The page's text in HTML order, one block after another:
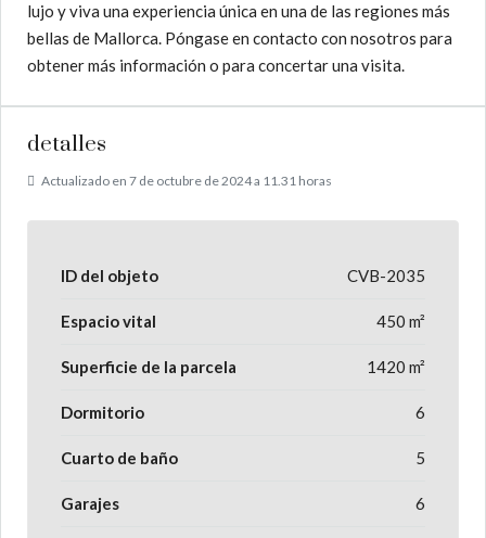
lujo y viva una experiencia única en una de las regiones más
bellas de Mallorca. Póngase en contacto con nosotros para
obtener más información o para concertar una visita.
detalles
Actualizado en 7 de octubre de 2024 a 11.31 horas
ID del objeto CVB-2035
Espacio vital 450 m²
Superficie de la parcela 1420 m²
Dormitorio 6
Cuarto de baño 5
Garajes 6